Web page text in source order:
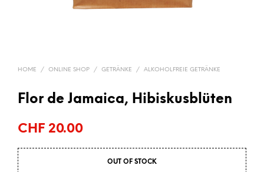
HOME / ONLINE SHOP / GETRÄNKE / ALKOHOLFREIE GETRÄNKE
Flor de Jamaica, Hibiskusblüten
CHF 20.00
OUT OF STOCK